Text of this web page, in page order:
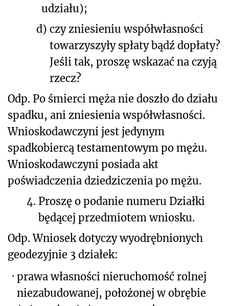
udziału);
d) czy zniesieniu współwłasności
towarzyszyły spłaty bądź dopłaty?
Jeśli tak, proszę wskazać na czyją
rzecz?
Odp. Po śmierci męża nie doszło do działu
spadku, ani zniesienia współwłasności.
Wnioskodawczyni jest jedynym
spadkobiercą testamentowym po mężu.
Wnioskodawczyni posiada akt
poświadczenia dziedziczenia po mężu.
4. Proszę o podanie numeru Działki
będącej przedmiotem wniosku.
Odp. Wniosek dotyczy wyodrębnionych
geodezyjnie 3 działek:
· prawa własności nieruchomość rolnej
niezabudowanej, położonej w obrębie